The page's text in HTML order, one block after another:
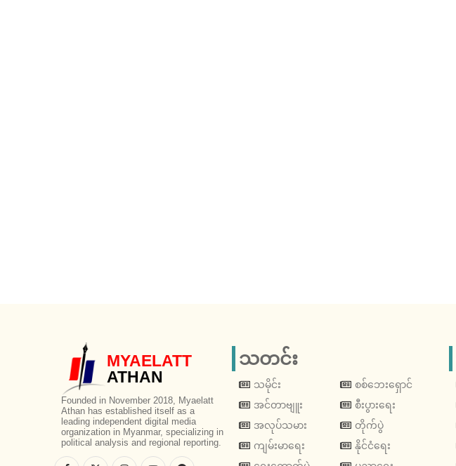
MYAELATT
ATHAN
Founded in November 2018, Myaelatt
Athan has established itself as a
leading independent digital media
organization in Myanmar, specializing in
political analysis and regional reporting.
သတင်း
သမိုင်း
အင်တာဗျူး
အလုပ်သမား
ကျမ်းမာရေး
စစ်ဘေးရှောင်
စီးပွားရေး
တိုက်ပွဲ
နိုင်ငံရေး